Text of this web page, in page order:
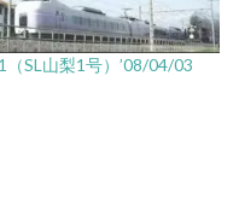
SL山梨1号）’08/04/03